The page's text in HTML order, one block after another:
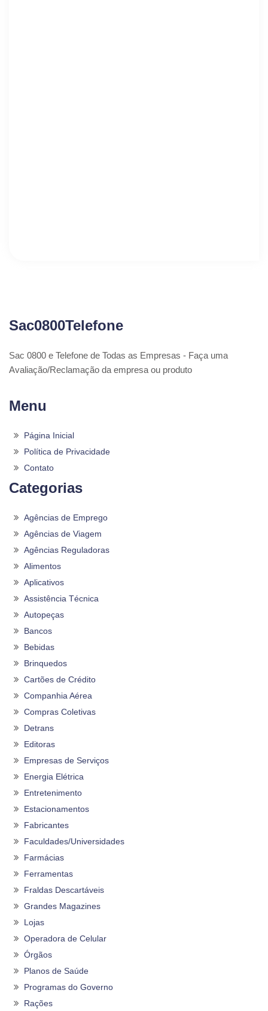
Sac0800Telefone
Sac 0800 e Telefone de Todas as Empresas - Faça uma
Avaliação/Reclamação da empresa ou produto
Menu
Página Inicial
Política de Privacidade
Contato
Categorias
Agências de Emprego
Agências de Viagem
Agências Reguladoras
Alimentos
Aplicativos
Assistência Técnica
Autopeças
Bancos
Bebidas
Brinquedos
Cartões de Crédito
Companhia Aérea
Compras Coletivas
Detrans
Editoras
Empresas de Serviços
Energia Elétrica
Entretenimento
Estacionamentos
Fabricantes
Faculdades/Universidades
Farmácias
Ferramentas
Fraldas Descartáveis
Grandes Magazines
Lojas
Operadora de Celular
Órgãos
Planos de Saúde
Programas do Governo
Rações